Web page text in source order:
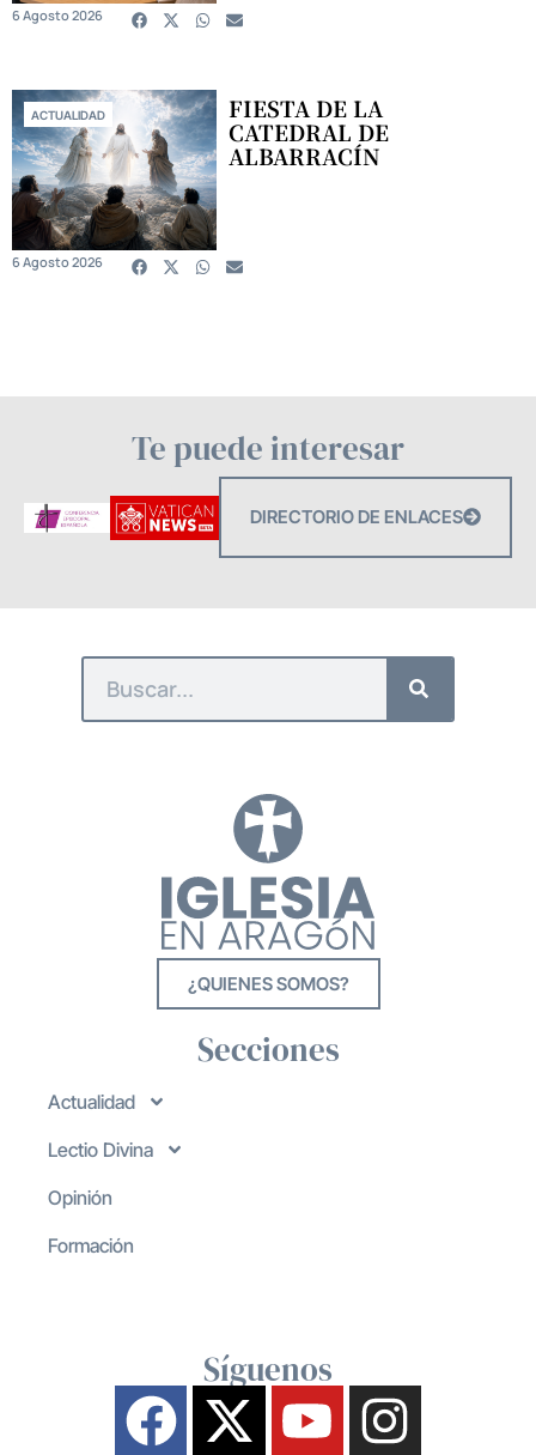
6 Agosto 2026
ACTUALIDAD FIESTA DE LA
CATEDRAL DE
ALBARRACÍN
6 Agosto 2026
Te puede interesar
DIRECTORIO DE ENLACES
¿QUIENES SOMOS?
Secciones
Actualidad
Lectio Divina
Opinión
Formación
Síguenos